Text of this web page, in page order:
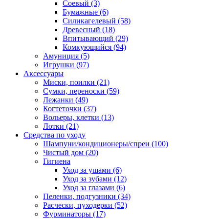
Соевый (3)
Бумажные (6)
Силикагелевый (58)
Древесный (18)
Впитывающий (29)
Комкующийся (94)
Амуниция (5)
Игрушки (97)
Аксессуары
Миски, поилки (21)
Сумки, переноски (59)
Лежанки (49)
Когтеточки (37)
Вольеры, клетки (13)
Лотки (21)
Средства по уходу
Шампуни/кондиционеры/спреи (100)
Чистый дом (20)
Гигиена
Уход за ушами (6)
Уход за зубами (12)
Уход за глазами (6)
Пеленки, подгузники (34)
Расчески, пуходерки (52)
Фурминаторы (17)